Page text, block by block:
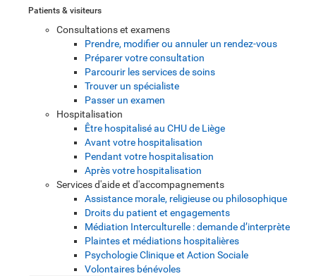
Patients & visiteurs
Consultations et examens
Prendre, modifier ou annuler un rendez-vous
Préparer votre consultation
Parcourir les services de soins
Trouver un spécialiste
Passer un examen
Hospitalisation
Être hospitalisé au CHU de Liège
Avant votre hospitalisation
Pendant votre hospitalisation
Après votre hospitalisation
Services d'aide et d'accompagnements
Assistance morale, religieuse ou philosophique
Droits du patient et engagements
Médiation Interculturelle : demande d’interprète
Plaintes et médiations hospitalières
Psychologie Clinique et Action Sociale
Volontaires bénévoles